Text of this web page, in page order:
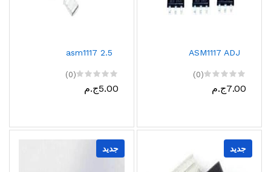
ASM1117 ADJ
(0)
7.00ج.م
asm1117 2.5
(0)
5.00ج.م
جديد جديد